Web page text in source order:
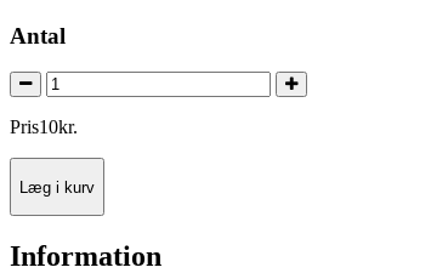
Antal
Pris10kr.
Læg i kurv
Information